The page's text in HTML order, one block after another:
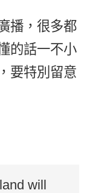
播，很多都
的話一不小
要特別留意
will